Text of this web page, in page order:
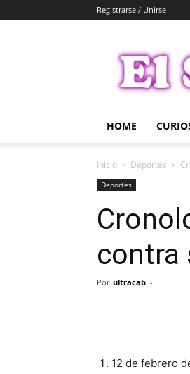
Registrarse / Unirse
HOME
Inicio Deportes
Deportes
contra
Por ultracab -
12 de febrero